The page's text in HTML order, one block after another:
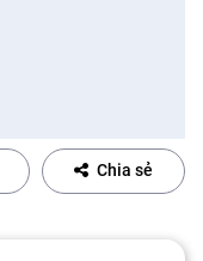
Chia sẻ